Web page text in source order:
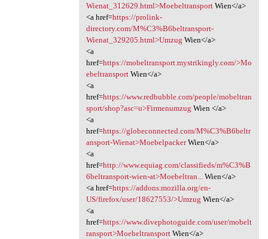
Wienat_312629.html>MoebeltransportWien</a>
<a href=https://prolink-
directory.com/M%C3%B6beltransport-
Wienat_329205.html>Umzug Wien</a>
<a
href=https://mobeltransport.mystrikingly.com/>Mo
ebeltransportWien</a>
<a
href=https://www.redbubble.com/people/mobeltran
sport/shop?asc=u>Firmenumzug Wien </a>
<a
href=https://globeconnected.com/M%C3%B6beltr
ansport-Wienat>MoebelpackerWien</a>
<a
href=http://www.equiag.com/classifieds/m%C3%B
6beltransport-wien-at>Moebeltran...Wien</a>
<a href=https://addons.mozilla.org/en-
US/firefox/user/18627553/>Umzug Wien</a>
<a
href=https://www.divephotoguide.com/user/mobelt
ransport>MoebeltransportWien</a>